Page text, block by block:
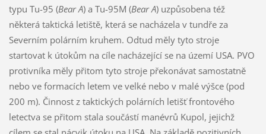
typu Tu-95 (Bear A) a Tu-95M (Bear A) uzpůsobena též
některá taktická letiště, která se nacházela v tundře za
Severním polárním kruhem. Odtud měly tyto stroje
startovat k útokům na cíle nacházející se na území USA. PVO
protivníka měly přitom tyto stroje překonávat samostatně
nebo ve formacích letem ve velké nebo v malé výšce (pod
200 m). Činnost z taktických polárních letišť frontového
letectva se přitom stala součástí manévrů Kupol, jejichž